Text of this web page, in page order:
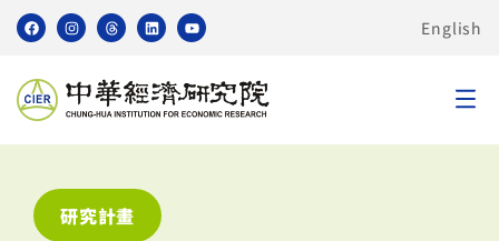
English
研究計畫